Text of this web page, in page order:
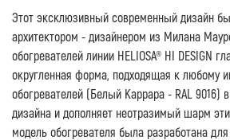
Этот эксклюзивный современный дизайн
архитектором - дизайнером из Милана
обогревателей линии HELIOSA® HI DESIGN
округленная форма, подходящая к любому
обогревателей (Белый Каррара - RAL 9016)
дизайна и дополняет неотразимый шарм
модель обогревателя была разработана